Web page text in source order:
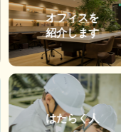
オフィスを
紹介します
はたらく人